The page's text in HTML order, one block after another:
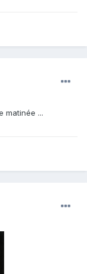
matinée ...